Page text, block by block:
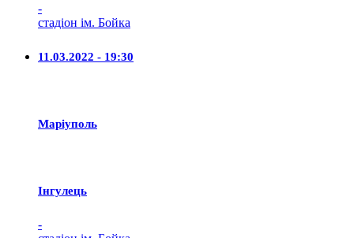
-
стадіон ім. Бойка
11.03.2022 - 19:30
Маріуполь
Iнгулець
-